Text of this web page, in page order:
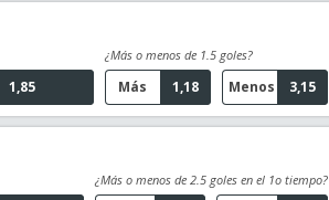
1,85
¿Más o menos de 1.5 goles?
1,18
Más 3,15
Menos
¿Más o menos de 2.5 goles en el 1o tiempo?